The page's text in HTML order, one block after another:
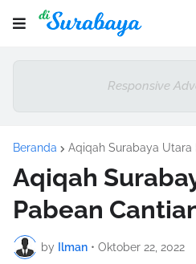
Responsive
Beranda Aqiqah Surabaya Utara
Aqiqah
Pabean
by Ilman • Oktober 22, 2022